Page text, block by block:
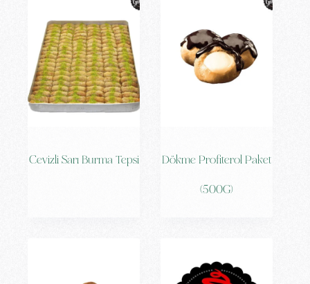
Cevizli Sarı Burma Tepsi
Dökme Profiterol Paket
(500G)